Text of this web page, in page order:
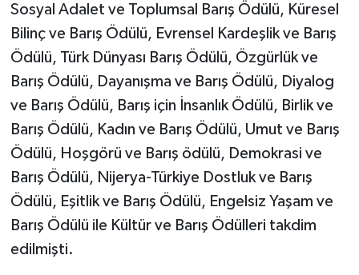
Sosyal Adalet ve Toplumsal Barış Ödülü, Küresel
Bilinç ve Barış Ödülü, Evrensel Kardeşlik ve Barış
Ödülü, Türk Dünyası Barış Ödülü, Özgürlük ve
Barış Ödülü, Dayanışma ve Barış Ödülü, Diyalog
ve Barış Ödülü, Barış için İnsanlık Ödülü, Birlik ve
Barış Ödülü, Kadın ve Barış Ödülü, Umut ve Barış
Ödülü, Hoşgörü ve Barış ödülü, Demokrasi ve
Barış Ödülü, Nijerya-Türkiye Dostluk ve Barış
Ödülü, Eşitlik ve Barış Ödülü, Engelsiz Yaşam ve
Barış Ödülü ile Kültür ve Barış Ödülleri takdim
edilmişti.